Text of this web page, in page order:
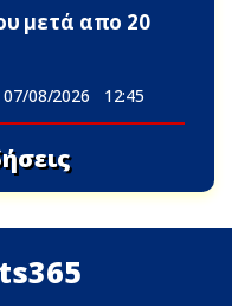
μετά απο 20
07/08/2026 12:45